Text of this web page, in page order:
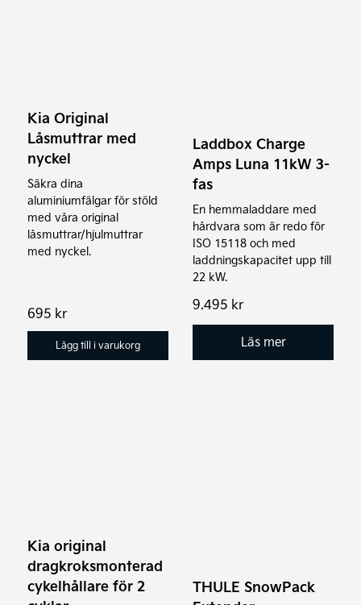
Kia Original
Låsmuttrar med
nyckel
Säkra dina
aluminiumfälgar för stöld
med våra original
låsmuttrar/hjulmuttrar
med nyckel.
695 kr
Lägg till i varukorg
Laddbox Charge
Amps Luna 11kW 3-
fas
En hemmaladdare med
hårdvara som är redo för
ISO 15118 och med
laddningskapacitet upp till
22 kW.
9.495 kr
Läs mer
Kia original
dragkroksmonterad
cykelhållare för 2
THULE SnowPack